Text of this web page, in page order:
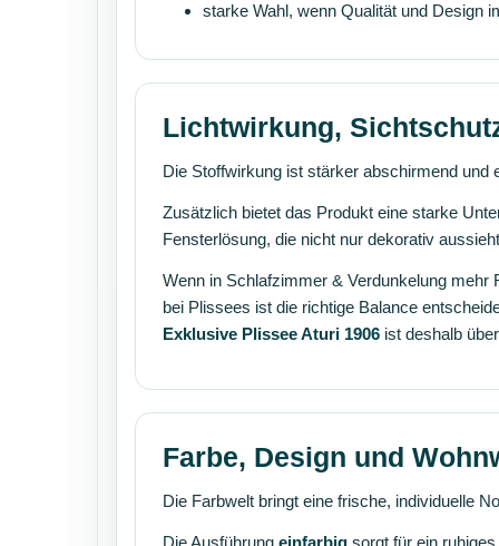
starke Wahl, wenn Qualität und Design
Lichtwirkung,
Die Stoffwirkung ist stärker abschirmend und
Zusätzlich bietet das Produkt eine starke
Fensterlösung, die nicht nur dekorativ
Wenn in Schlafzimmer & Verdunkelung
bei Plissees ist die richtige Balance
Exklusive Plissee Aturi 1906 ist deshalb
Farbe, Design und
Die Farbwelt bringt eine frische, individuelle
Die Ausführung einfarbig sorgt für ein